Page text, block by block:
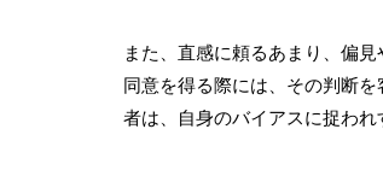
また、直感に頼るあまり、偏
同意を得る際には、その判断
者は、自身のバイアスに捉われ